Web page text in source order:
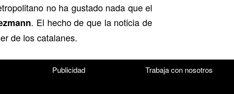
no ha gustado nada que el
. El hecho de que la noticia de
de los catalanes.
Publicidad Trabaja con nosotros